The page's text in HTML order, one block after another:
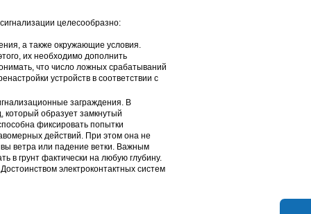
целесообразно:
а также окружающие условия.
их необходимо дополнить
что число ложных срабатываний
устройств в соответствии с
заграждения. В
который образует замкнутый
фиксировать попытки
действий. При этом она не
ветра или падение ветки. Важным
в грунт фактически на любую глубину.
электроконтактных систем